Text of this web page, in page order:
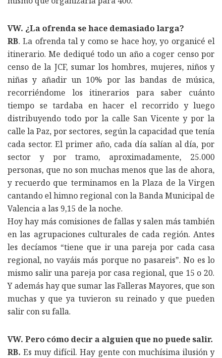
VW. ¿La ofrenda se hace demasiado larga?
RB. La ofrenda tal y como se hace hoy, yo organicé el
itinerario. Me dediqué todo un año a coger censo por
censo de la JCF, sumar los hombres, mujeres, niños y
niñas y añadir un 10% por las bandas de música,
recorriéndome los itinerarios para saber cuánto
tiempo se tardaba en hacer el recorrido y luego
distribuyendo todo por la calle San Vicente y por la
calle la Paz, por sectores, según la capacidad que tenía
cada sector. El primer año, cada día salían al día, por
sector y por tramo, aproximadamente, 25.000
personas, que no son muchas menos que las de ahora,
y recuerdo que terminamos en la Plaza de la Virgen
cantando el himno regional con la Banda Municipal de
Valencia a las 9,15 de la noche.
Hoy hay más comisiones de fallas y salen más también
en las agrupaciones culturales de cada región. Antes
les decíamos “tiene que ir una pareja por cada casa
regional, no vayáis más porque no pasareis”. No es lo
mismo salir una pareja por casa regional, que 15 o 20.
Y además hay que sumar las Falleras Mayores, que son
muchas y que ya tuvieron su reinado y que pueden
salir con su falla.
VW. Pero cómo decir a alguien que no puede salir.
RB. Es muy difícil. Hay gente con muchísima ilusión y